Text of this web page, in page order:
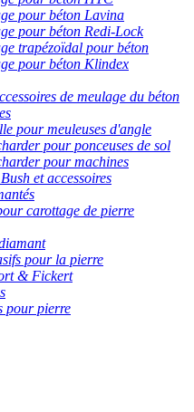
pour béton Lavina
pour béton Redi-Lock
trapézoïdal pour béton
pour béton Klindex
de meulage du béton
pour meuleuses d'angle
pour ponceuses de sol
pour machines
et accessoires
carottage de pierre
pour la pierre
& Fickert
pour pierre